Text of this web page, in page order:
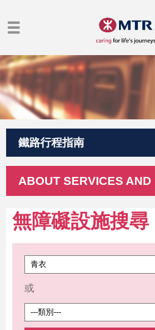
鐵路行程指南
ABOUT SERVICES AND
無障礙設施搜尋
或